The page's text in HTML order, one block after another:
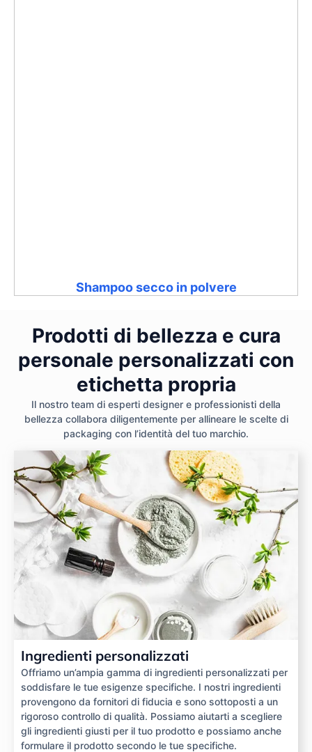
Shampoo secco in polvere
Prodotti di bellezza e cura
personale personalizzati con
etichetta propria
Il nostro team di esperti designer e professionisti della
bellezza collabora diligentemente per allineare le scelte di
packaging con l’identità del tuo marchio.
Ingredienti personalizzati
Offriamo un’ampia gamma di ingredienti personalizzati per
soddisfare le tue esigenze specifiche. I nostri ingredienti
provengono da fornitori di fiducia e sono sottoposti a un
rigoroso controllo di qualità. Possiamo aiutarti a scegliere
gli ingredienti giusti per il tuo prodotto e possiamo anche
formulare il prodotto secondo le tue specifiche.